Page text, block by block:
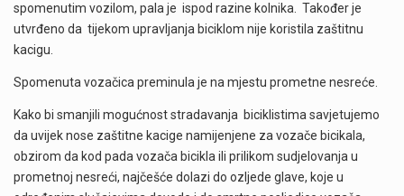
spomenutim vozilom, pala je ispod razine kolnika. Također je
utvrđeno da tijekom upravljanja biciklom nije koristila zaštitnu
kacigu.
Spomenuta vozačica preminula je na mjestu prometne nesreće.
Kako bi smanjili mogućnost stradavanja biciklistima savjetujemo
da uvijek nose zaštitne kacige namijenjene za vozače bicikala,
obzirom da kod pada vozača bicikla ili prilikom sudjelovanja u
prometnoj nesreći, najčešće dolazi do ozljede glave, koje u